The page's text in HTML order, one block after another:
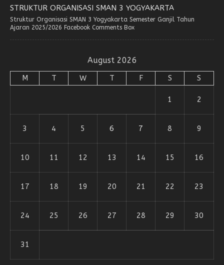
STRUKTUR ORGANISASI SMAN 3 YOGYAKARTA
Struktur Organisasi SMAN 3 Yogyakarta Semester Ganjil Tahun
Ajaran 2025/2026 Facebook Comments Box
August 2026
M T W T F S S
1 2
3 4 5 6 7 8 9
10 11 12 13 14 15 16
17 18 19 20 21 22 23
24 25 26 27 28 29 30
31